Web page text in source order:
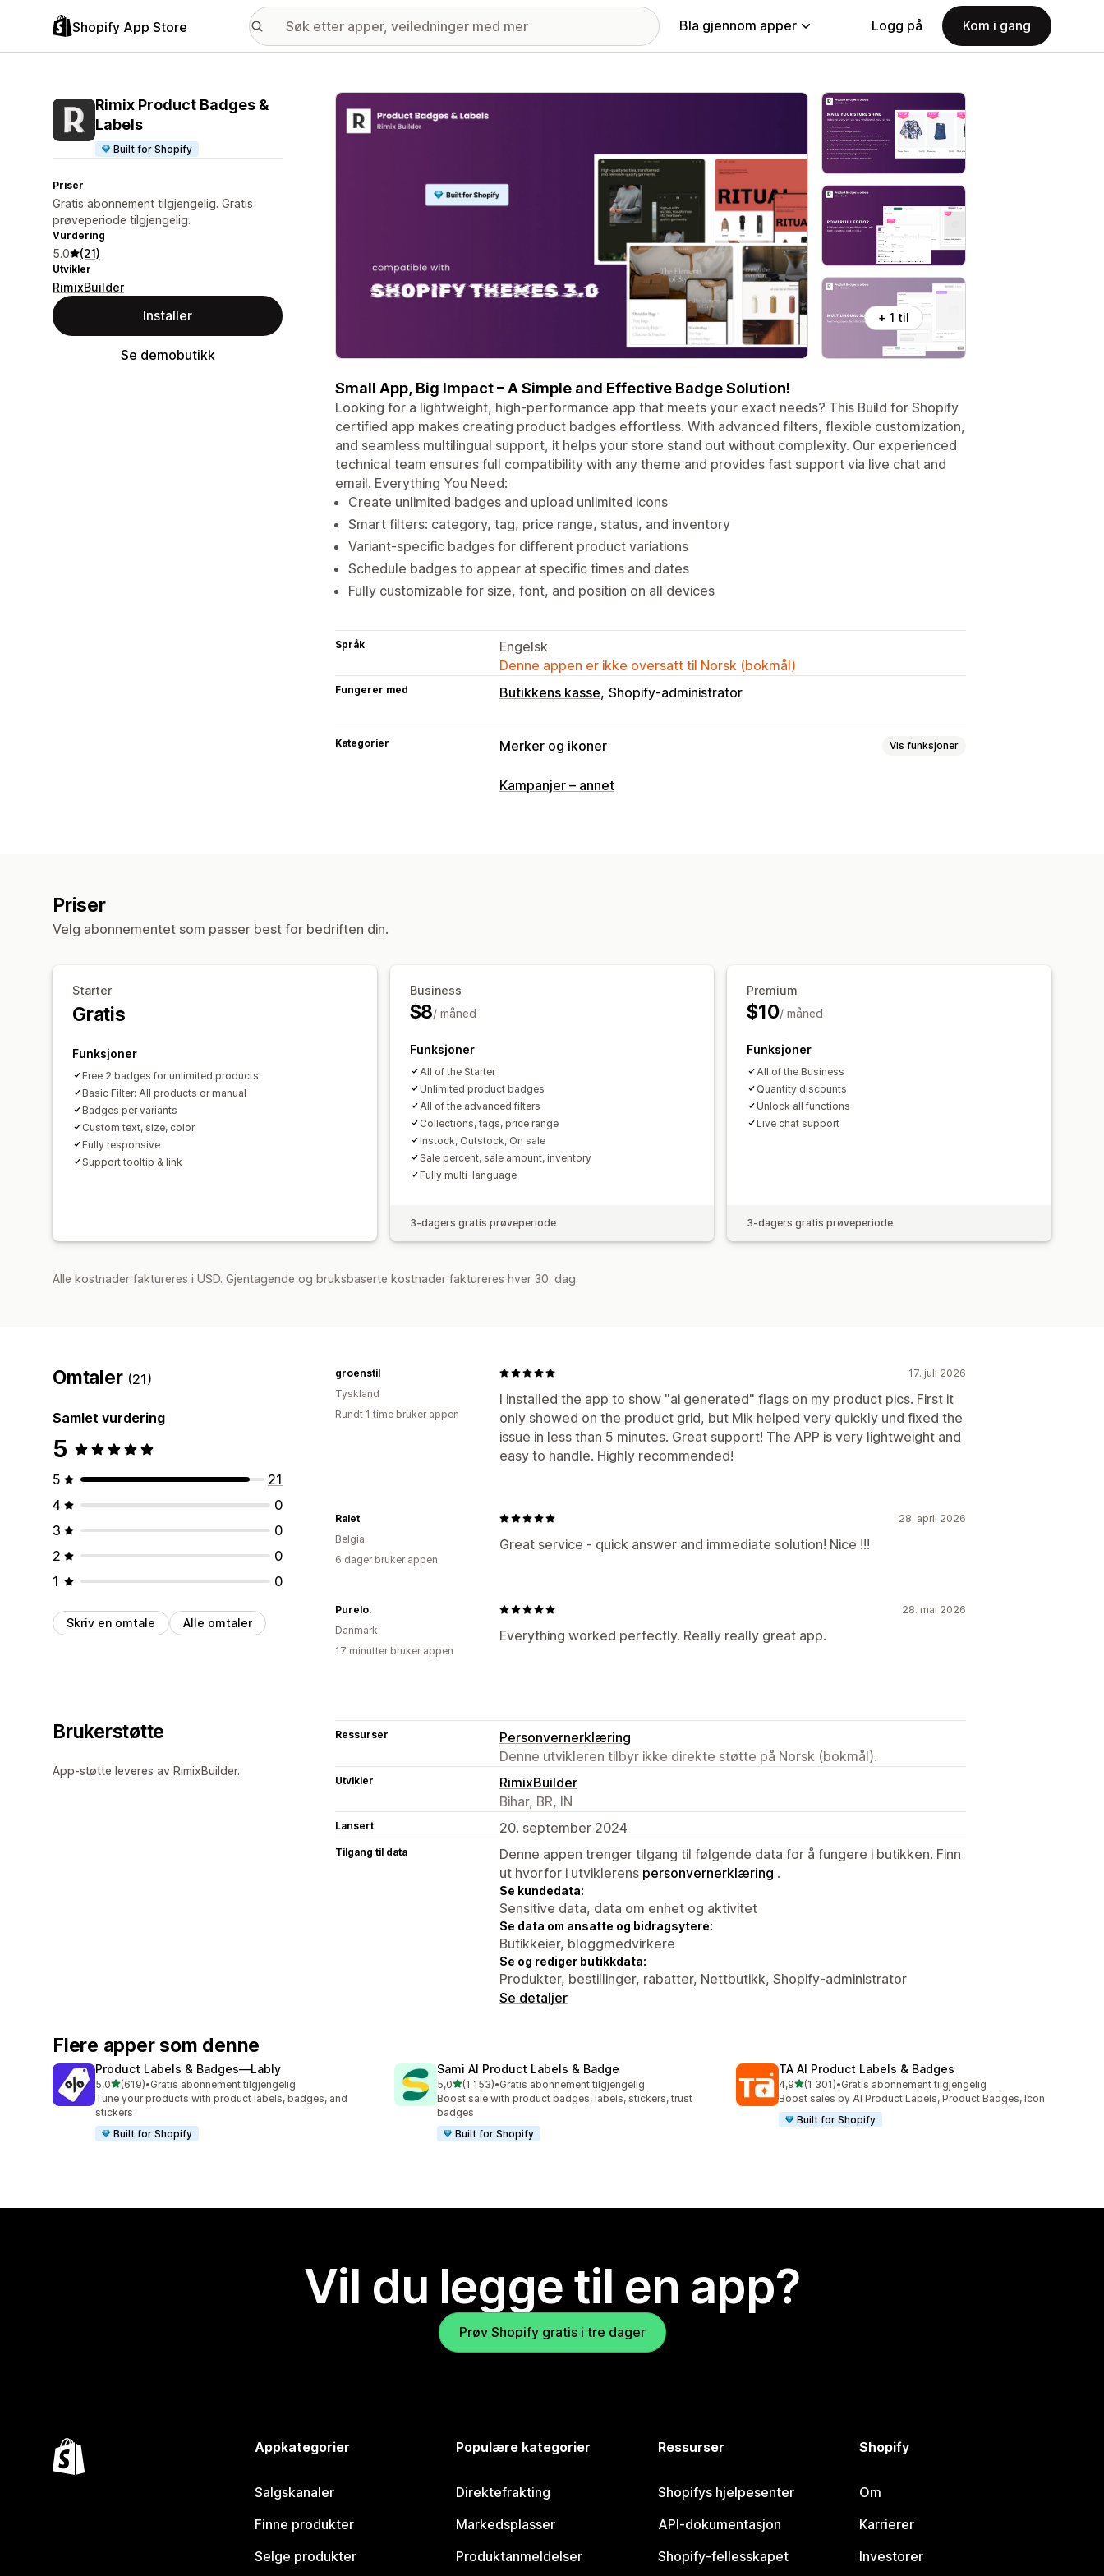
Shopify App Store Bla gjennom apper Logg på Kom i gang
Rimix Product Badges &
Labels
Built for Shopify
Priser
Gratis abonnement tilgjengelig. Gratis
prøveperiode tilgjengelig.
Vurdering
5.0 (21)
Utvikler
RimixBuilder
Installer
Se demobutikk
Galleri med fremhevede bilder
+ 1 til
Small App, Big Impact – A Simple and Effective Badge Solution!
Looking for a lightweight, high-performance app that meets your exact needs? This Build for Shopify
certified app makes creating product badges effortless. With advanced filters, flexible customization,
and seamless multilingual support, it helps your store stand out without complexity. Our experienced
technical team ensures full compatibility with any theme and provides fast support via live chat and
email. Everything You Need:
Create unlimited badges and upload unlimited icons
Smart filters: category, tag, price range, status, and inventory
Variant-specific badges for different product variations
Schedule badges to appear at specific times and dates
Fully customizable for size, font, and position on all devices
Språk
Engelsk
Denne appen er ikke oversatt til Norsk (bokmål)
Fungerer med Butikkens kasse Shopify-administrator
Kategorier Merker og ikoner Vis funksjoner
Ikontyper
Kampanjer – annet
Priser
Velg abonnementet som passer best for bedriften din.
Starter
Gratis
Funksjoner
Free 2 badges for unlimited products
Basic Filter: All products or manual
Badges per variants
Custom text, size, color
Fully responsive
Support tooltip & link
Business
$8/ måned
Funksjoner
All of the Starter
Unlimited product badges
All of the advanced filters
Collections, tags, price range
Instock, Outstock, On sale
Sale percent, sale amount, inventory
Fully multi-language
3-dagers gratis prøveperiode
Premium
$10/ måned
Funksjoner
All of the Business
Quantity discounts
Unlock all functions
Live chat support
3-dagers gratis prøveperiode
Alle kostnader faktureres i USD. Gjentagende og bruksbaserte kostnader faktureres hver 30. dag.
Omtaler (21)
Samlet vurdering
5
5
21
4
0
3
0
2
0
1
0
Skriv en omtale Alle omtaler
17. juli 2026
I installed the app to show "ai generated" flags on my product pics. First it
only showed on the product grid, but Mik helped very quickly und fixed the
issue in less than 5 minutes. Great support! The APP is very lightweight and
easy to handle. Highly recommended!
groenstil
Tyskland
Rundt 1 time bruker appen
28. april 2026
Great service - quick answer and immediate solution! Nice !!!
Ralet
Belgia
6 dager bruker appen
28. mai 2026
Everything worked perfectly. Really really great app.
Purelo.
Danmark
17 minutter bruker appen
Brukerstøtte
App-støtte leveres av RimixBuilder.
Ressurser
Personvernerklæring
Denne utvikleren tilbyr ikke direkte støtte på Norsk (bokmål).
Utvikler
RimixBuilder
Bihar, BR, IN
Lansert 20. september 2024
Tilgang til data
Denne appen trenger tilgang til følgende data for å fungere i butikken. Finn
ut hvorfor i utviklerens personvernerklæring .
Se kundedata:
Sensitive data, data om enhet og aktivitet
Se data om ansatte og bidragsytere:
Butikkeier, bloggmedvirkere
Se og rediger butikkdata:
Produkter, bestillinger, rabatter, Nettbutikk, Shopify-administrator
Se detaljer
Flere apper som denne
Product Labels & Badges—Lably
5,0av 5 stjerner
(619)
Totalt 619 omtaler
•Gratis abonnement tilgjengelig
Tune your products with product labels, badges, and
stickers
Built for Shopify
Sami AI Product Labels & Badge
5,0av 5 stjerner
(1 153)
Totalt 1153 omtaler
•Gratis abonnement tilgjengelig
Boost sale with product badges, labels, stickers, trust
badges
Built for Shopify
TA AI Product Labels & Badges
4,9av 5 stjerner
(1 301)
Totalt 1301 omtaler
•Gratis abonnement tilgjengelig
Boost sales by AI Product Labels, Product Badges, Icon
Built for Shopify
Vil du legge til en app?
Prøv Shopify gratis i tre dager
Appkategorier
Salgskanaler
Finne produkter
Selge produkter
Populære kategorier
Direktefrakting
Markedsplasser
Produktanmeldelser
Ressurser
Shopifys hjelpesenter
API-dokumentasjon
Shopify-fellesskapet
Shopify
Om
Karrierer
Investorer